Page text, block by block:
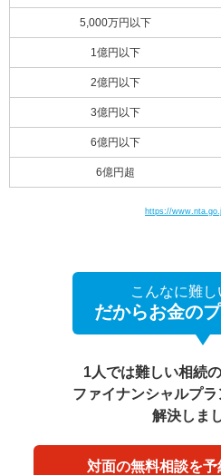
5,000万円以下
1億円以下
2億円以下
3億円以下
6億円以下
6億円超
https://
こんなに難
だからお金の
1人では難しい相続
ファイナンシャルプ
解決しま
対面の無料相談を予